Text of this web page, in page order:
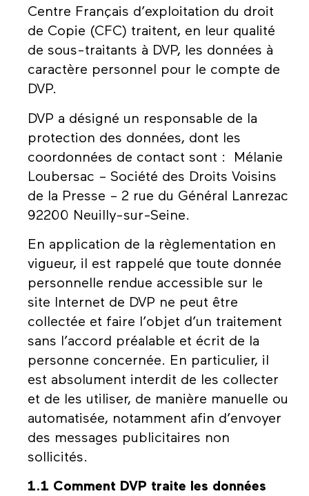
Centre Français d’exploitation du droit
de Copie (CFC) traitent, en leur qualité
de sous-traitants à DVP, les données à
caractère personnel pour le compte de
DVP.
DVP a désigné un responsable de la
protection des données, dont les
coordonnées de contact sont : Mélanie
Loubersac – Société des Droits Voisins
de la Presse – 2 rue du Général Lanrezac
92200 Neuilly-sur-Seine.
En application de la règlementation en
vigueur, il est rappelé que toute donnée
personnelle rendue accessible sur le
site Internet de DVP ne peut être
collectée et faire l’objet d’un traitement
sans l’accord préalable et écrit de la
personne concernée. En particulier, il
est absolument interdit de les collecter
et de les utiliser, de manière manuelle ou
automatisée, notamment afin d’envoyer
des messages publicitaires non
sollicités.
1.1 Comment DVP traite les données